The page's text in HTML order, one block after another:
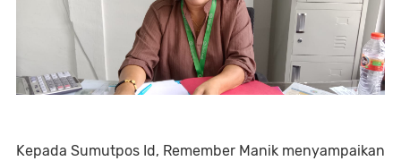
Kepada Sumutpos Id, Remember Manik menyampaikan